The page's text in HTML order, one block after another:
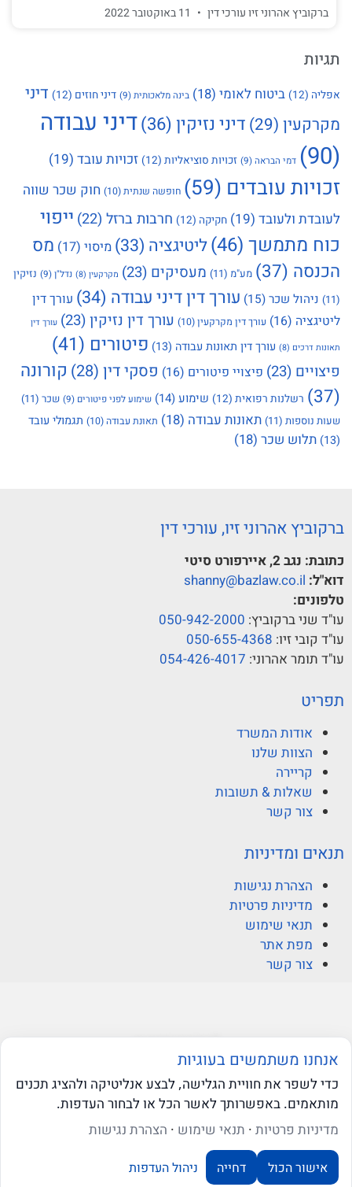
ברקוביץ אהרוני זיו עורכי דין
תגיות
אפליה (12) ביטוח לאומי (18) בינה מלאכותית(9) דיני חוזים (12)
דיני
מקרקעין (29) דיני נזיקין (36)
דיני עבודה
(90)
דמי הבראה(9) זכויות סוציאליות (12) זכויות עובד (19)
זכויות עובדים (59) חופשה שנתית(10)
חוק שכר שווה
לעובדת ולעובד (19) חקיקה (12) חרבות ברזל (22)
ייפוי
כוח מתמשך (46) ליטיגציה (33) מיסוי (17)
מס
הכנסה (37) מע"מ (11) מעסיקים (23) מקרקעין (8) נדל"ן(9)
נזיקין
(11)
ניהול שכר(15) עורך דין דיני עבודה (34)
עורך דין
ליטיגציה (16) עורך דין מקרקעין(10) עורך דין נזיקין(23) עורך דין
תאונות דרכים (8) עורך דין תאונות עבודה (13) פיטורים (41)
פיצויים (23) פיצויי פיטורים (16) פסקי דין (28)
קורונה
(37)
רשלנות רפואית (12) שימוע(14) שימוע לפני פיטורים (9) שכר (11)
שעות נוספות (11) תאונות עבודה (18) תאונת עבודה (10)
תגמולי עובד
(13)
תלוש שכר (18)
ברקוביץ אהרוני זיו, עורכי דין
כתובת: נגב 2, איירפורט סיטי
דוא"ל: shanny@bazlaw.co.il
טלפונים:
עו"ד שני ברקוביץ: 050-942-2000
עו"ד קובי זיו: 050-655-4368
עו"ד תומר אהרוני: 054-426-4017
תפריט
אודות המשרד
הצוות שלנו
קריירה
שאלות & תשובות
צור קשר
תנאים ומדיניות
הצהרת נגישות
מדיניות פרטיות
תנאי שימוש
מפת אתר
צור קשר
© ברקוביץ אהרוני זיו
אנחנו משתמשים בעוגיות
כדי לשפר את חוויית הגלישה, לבצע אנליטיקה ולהציג תכנים
מותאמים. באפשרותך לאשר הכל או לבחור העדפות.
מדיניות פרטיות · תנאי שימוש · הצהרת נגישות
אישור הכול דחייה ניהול העדפות